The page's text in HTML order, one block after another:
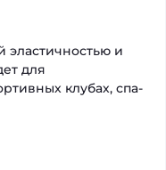
эластичностью и
для
клубах, спа-